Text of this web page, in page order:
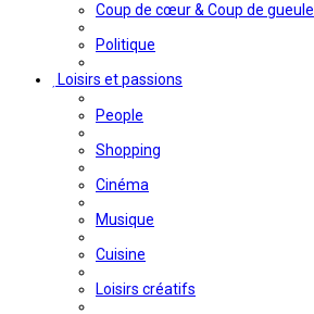
Coup de cœur & Coup de gueule
Politique
Loisirs et passions
People
Shopping
Cinéma
Musique
Cuisine
Loisirs créatifs